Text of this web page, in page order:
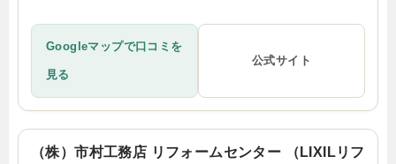
Googleマップで口コミを
見る
公式サイト
（株）市村工務店 リフォームセンター （LIXILリフ